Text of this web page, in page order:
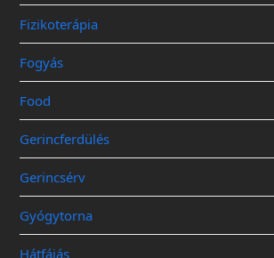
Fizikoterápia
Fogyás
Food
Gerincferdülés
Gerincsérv
Gyógytorna
Hátfájás